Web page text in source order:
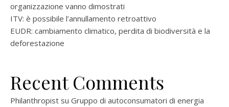
organizzazione vanno dimostrati
ITV: è possibile l’annullamento retroattivo
EUDR: cambiamento climatico, perdita di biodiversità e la
deforestazione
Recent Comments
Philanthropist su Gruppo di autoconsumatori di energia